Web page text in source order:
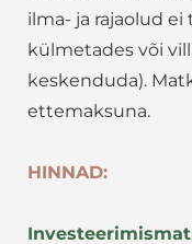
ilma- ja rajaolud
külmetades või
keskenduda).
ettemaksuna.
HINNAD: